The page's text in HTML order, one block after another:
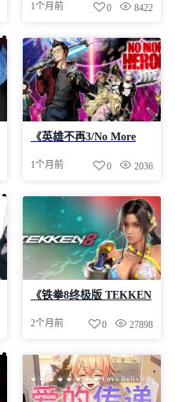
装-简中|容量8.64GB
1个月前 8422
0
《英雄不再3/No More
III》-Build 22867526官中
1个月前 2036
0
《铁拳8终极版 TEKKEN
v3.01.01-新角色
器-Build 23440336官中免
安装-简中|容量128GB
2个月前 27898
0